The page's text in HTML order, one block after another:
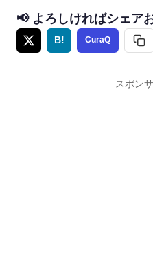
📢 よろしければシェア
B! CuraQ
スポン